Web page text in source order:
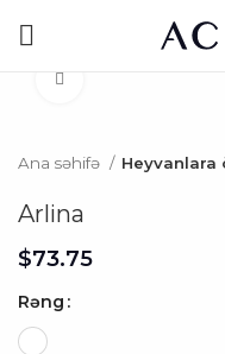
Ana səhifə Heyvanlara
Arlina
$
Rəng